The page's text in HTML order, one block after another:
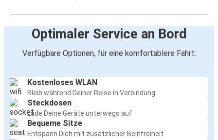
Optimaler Service an Bord
Verfügbare Optionen, für eine komfortablere Fahrt:
Kostenloses WLAN
Bleib während Deiner Reise in Verbindung
Steckdosen
Lade Deine Geräte unterwegs auf
Bequeme Sitze
Entspann Dich mit zusätzlicher Beinfreiheit